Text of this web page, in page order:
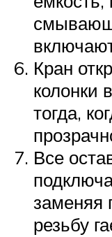
Кран
колонки
тогда,
Все
заменяя
резьбу